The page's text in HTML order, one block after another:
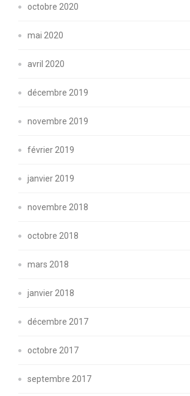
octobre 2020
mai 2020
avril 2020
décembre 2019
novembre 2019
février 2019
janvier 2019
novembre 2018
octobre 2018
mars 2018
janvier 2018
décembre 2017
octobre 2017
septembre 2017